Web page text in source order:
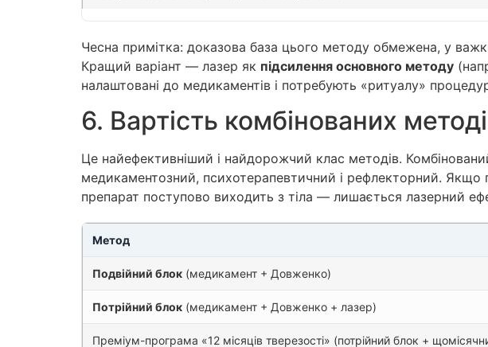
Чесна примітка: доказова база цього методу обмежена, у
Кращий варіант — лазер як підсилення основного методу
налаштовані до медикаментів і потребують «ритуалу»
6. Вартість комбінованих
Це найефективніший і найдорожчий клас методів.
медикаментозний, психотерапевтичний і рефлекторний. Якщо
препарат поступово виходить з тіла — лишається лазерний
Метод
Подвійний блок (медикамент + Довженко)
Потрійний блок (медикамент + Довженко + лазер)
Преміум-програма «12 місяців тверезості» (потрійний блок +